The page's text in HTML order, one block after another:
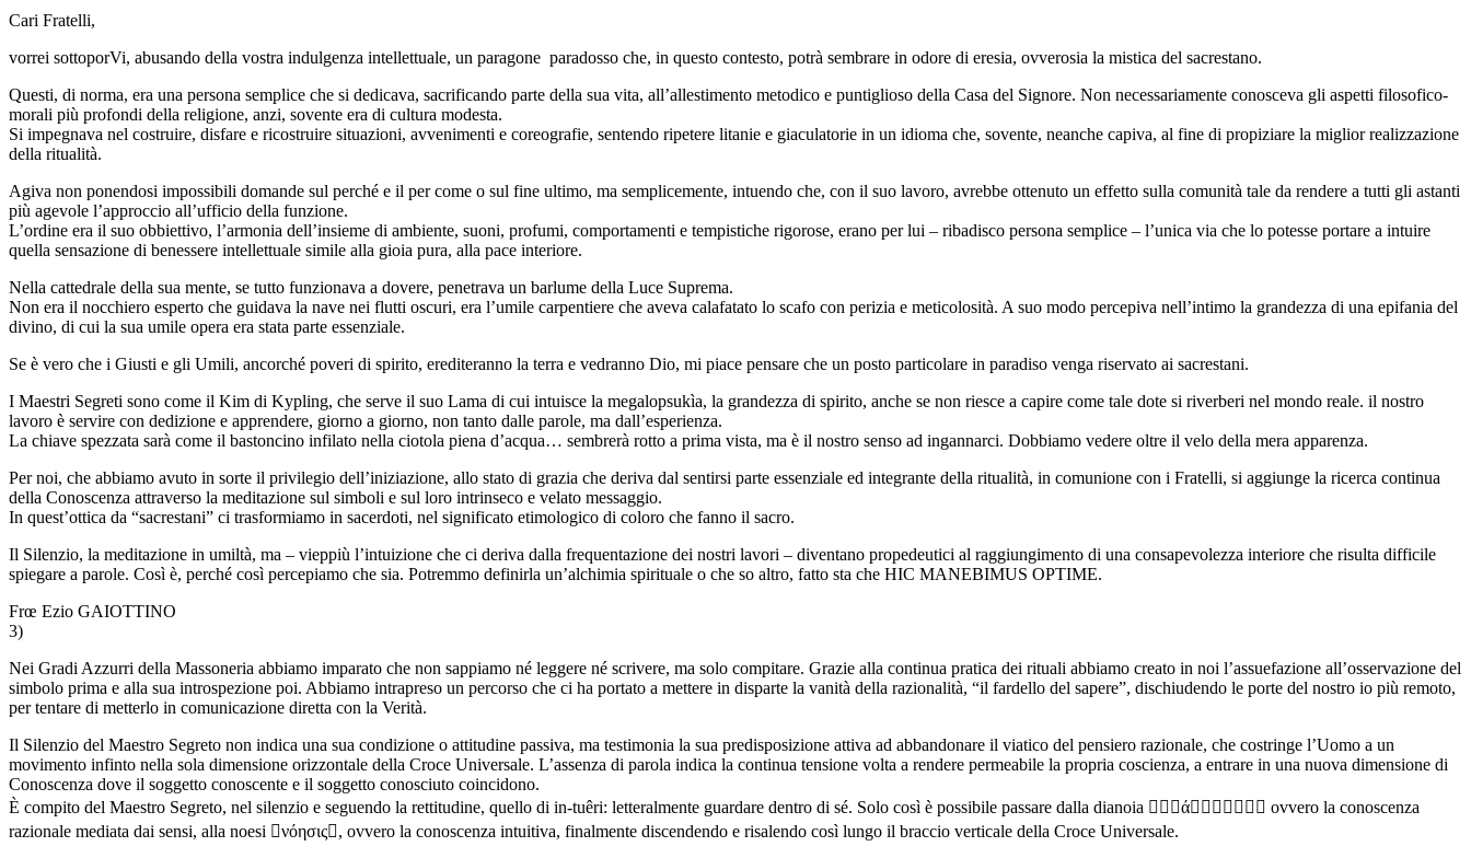
Cari Fratelli,
vorrei sottoporVi, abusando della vostra indulgenza intellettuale, un paragone paradosso che, in questo contesto, potrà sembrare in odore di eresia, ovverosia la mistica del sacrestano.
Questi, di norma, era una persona semplice che si dedicava, sacrificando parte della sua vita, all’allestimento metodico e puntiglioso della Casa del Signore. Non necessariamente conosceva gli aspetti filosofico-
morali più profondi della religione, anzi, sovente era di cultura modesta.
Si impegnava nel costruire, disfare e ricostruire situazioni, avvenimenti e coreografie, sentendo ripetere litanie e giaculatorie in un idioma che, sovente, neanche capiva, al fine di propiziare la miglior realizzazione
della ritualità.
Agiva non ponendosi impossibili domande sul perché e il per come o sul fine ultimo, ma semplicemente, intuendo che, con il suo lavoro, avrebbe ottenuto un effetto sulla comunità tale da rendere a tutti gli astanti
più agevole l’approccio all’ufficio della funzione.
L’ordine era il suo obbiettivo, l’armonia dell’insieme di ambiente, suoni, profumi, comportamenti e tempistiche rigorose, erano per lui – ribadisco persona semplice – l’unica via che lo potesse portare a intuire
quella sensazione di benessere intellettuale simile alla gioia pura, alla pace interiore.
Nella cattedrale della sua mente, se tutto funzionava a dovere, penetrava un barlume della Luce Suprema.
Non era il nocchiero esperto che guidava la nave nei flutti oscuri, era l’umile carpentiere che aveva calafatato lo scafo con perizia e meticolosità. A suo modo percepiva nell’intimo la grandezza di una epifania del
divino, di cui la sua umile opera era stata parte essenziale.
Se è vero che i Giusti e gli Umili, ancorché poveri di spirito, erediteranno la terra e vedranno Dio, mi piace pensare che un posto particolare in paradiso venga riservato ai sacrestani.
I Maestri Segreti sono come il Kim di Kypling, che serve il suo Lama di cui intuisce la megalopsukìa, la grandezza di spirito, anche se non riesce a capire come tale dote si riverberi nel mondo reale. il nostro
lavoro è servire con dedizione e apprendere, giorno a giorno, non tanto dalle parole, ma dall’esperienza.
La chiave spezzata sarà come il bastoncino infilato nella ciotola piena d’acqua… sembrerà rotto a prima vista, ma è il nostro senso ad ingannarci. Dobbiamo vedere oltre il velo della mera apparenza.
Per noi, che abbiamo avuto in sorte il privilegio dell’iniziazione, allo stato di grazia che deriva dal sentirsi parte essenziale ed integrante della ritualità, in comunione con i Fratelli, si aggiunge la ricerca continua
della Conoscenza attraverso la meditazione sul simboli e sul loro intrinseco e velato messaggio.
In quest’ottica da “sacrestani” ci trasformiamo in sacerdoti, nel significato etimologico di coloro che fanno il sacro.
Il Silenzio, la meditazione in umiltà, ma – vieppiù l’intuizione che ci deriva dalla frequentazione dei nostri lavori – diventano propedeutici al raggiungimento di una consapevolezza interiore che risulta difficile
spiegare a parole. Così è, perché così percepiamo che sia. Potremmo definirla un’alchimia spirituale o che so altro, fatto sta che HIC MANEBIMUS OPTIME.
Frœ Ezio GAIOTTINO
3)
Nei Gradi Azzurri della Massoneria abbiamo imparato che non sappiamo né leggere né scrivere, ma solo compitare. Grazie alla continua pratica dei rituali abbiamo creato in noi l’assuefazione all’osservazione del
simbolo prima e alla sua introspezione poi. Abbiamo intrapreso un percorso che ci ha portato a mettere in disparte la vanità della razionalità, “il fardello del sapere”, dischiudendo le porte del nostro io più remoto,
per tentare di metterlo in comunicazione diretta con la Verità.
Il Silenzio del Maestro Segreto non indica una sua condizione o attitudine passiva, ma testimonia la sua predisposizione attiva ad abbandonare il viatico del pensiero razionale, che costringe l’Uomo a un
movimento infinto nella sola dimensione orizzontale della Croce Universale. L’assenza di parola indica la continua tensione volta a rendere permeabile la propria coscienza, a entrare in una nuova dimensione di
Conoscenza dove il soggetto conoscente e il soggetto conosciuto coincidono.
È compito del Maestro Segreto, nel silenzio e seguendo la rettitudine, quello di in-tuêri: letteralmente guardare dentro di sé. Solo così è possibile passare dalla dianoia ά ovvero la conoscenza
razionale mediata dai sensi, alla noesi νόησις, ovvero la conoscenza intuitiva, finalmente discendendo e risalendo così lungo il braccio verticale della Croce Universale.